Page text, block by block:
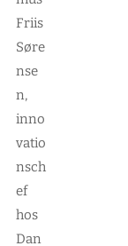
Friis
Søre
nse
n,
inno
vatio
nsch
ef
hos
Dan